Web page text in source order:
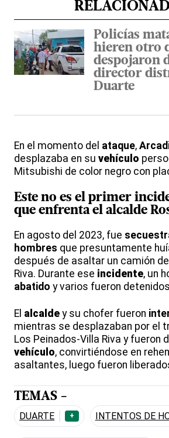
Policías
hieren otro
despojaron
director
Duarte
En el momento del ataque,
desplazaba en su vehículo
Mitsubishi de color negro con
Este no es el primer
que enfrenta el alcalde
En agosto del 2023, fue
hombres que presuntamente
después de asaltar un camión
Riva. Durante ese incidente, un
abatido y varios fueron
El alcalde y su chofer fueron
mientras se desplazaban por el
Los Peinados-Villa Riva y fueron
vehículo, convirtiéndose en
asaltantes, luego fueron
TEMAS -
DUARTE + INTENTOS DE